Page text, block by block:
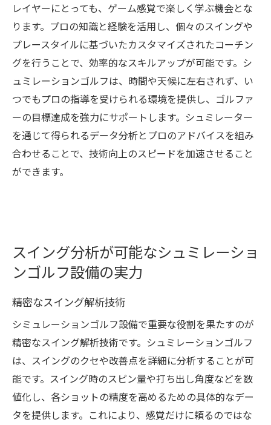
レイヤーにとっても、ゲーム感覚で楽しく学ぶ機会とな
ります。プロの知識と経験を活用し、個々のスイングや
プレースタイルに基づいたカスタマイズされたコーチン
グを行うことで、効率的なスキルアップが可能です。シ
ュミレーションゴルフは、時間や天候に左右されず、い
つでもプロの指導を受けられる環境を提供し、ゴルファ
ーの目標達成を強力にサポートします。シュミレーター
を通じて得られるデータ分析とプロのアドバイスを組み
合わせることで、技術向上のスピードを加速させること
ができます。
スイング分析が可能なシュミレーショ
ンゴルフ設備の実力
精密なスイング解析技術
シミュレーションゴルフ設備で重要な役割を果たすのが
精密なスイング解析技術です。シュミレーションゴルフ
は、スイングのクセや改善点を詳細に分析することが可
能です。スイング時のスピン量や打ち出し角度などを数
値化し、各ショットの精度を高めるための具体的なデー
タを提供します。これにより、感覚だけに頼るのではな